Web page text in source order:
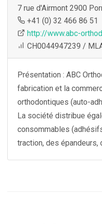
7 rue d'Airmont 2900
+41 (0) 32 466 86 51
http://www.abc-
CH0044947239 /
Présentation : ABC
fabrication et la
orthodontiques (auto-
La société distribue
consommables
traction, des